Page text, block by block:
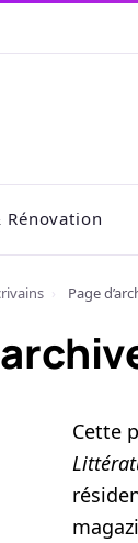
Rénovation
› Page
Cette